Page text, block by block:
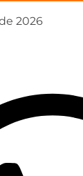
2026